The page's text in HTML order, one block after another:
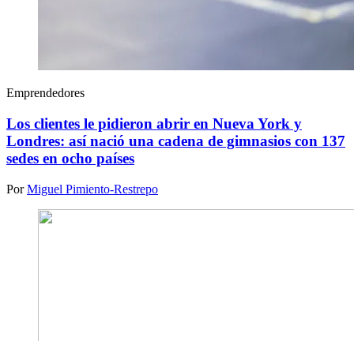
Emprendedores
Los clientes le pidieron abrir en Nueva York y
Londres: así nació una cadena de gimnasios con 137
sedes en ocho países
PorMiguel Pimiento-Restrepo